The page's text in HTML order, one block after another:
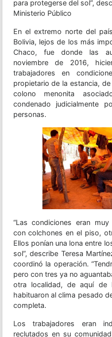
para protegerse del sol”,
Ministerio Público
En el extremo norte del
Bolivia, lejos de los más
Chaco, fue donde las
noviembre de 2016,
trabajadores en
propietario de la estancia,
colono menonita
condenado judicialmente
personas.
“Las condiciones eran
con colchones en el piso,
Ellos ponían una lona entre
sol”, describe Teresa
coordinó la operación.
pero con tres ya no
otra localidad, de aquí de
habituaron al clima pesado
completa.
Los trabajadores eran
reclutados en su